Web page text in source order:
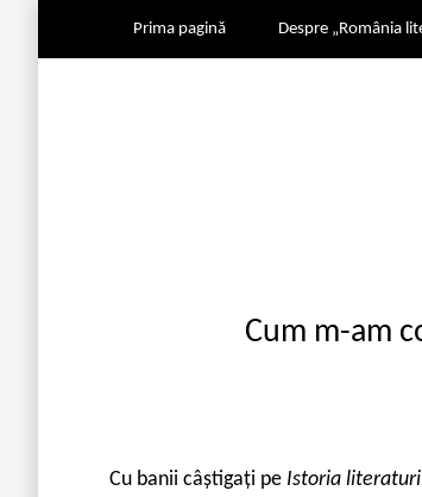
Prima pagină Despre „România
Cum m-am
Cu banii câștigați pe Istoria